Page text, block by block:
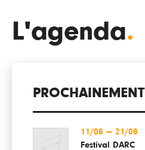
L'agenda.
PROCHAINEMENT
11/08 — 21/08
Festival DARC